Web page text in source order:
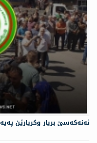
ئەنەكەسێ بریار وكریارێن